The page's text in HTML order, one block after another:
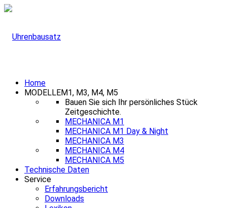
Home
MODELLEM1, M3, M4, M5
Bauen Sie sich Ihr persönliches Stück
Zeitgeschichte.
MECHANICA M1
MECHANICA M1 Day & Night
MECHANICA M3
MECHANICA M4
MECHANICA M5
Technische Daten
Service
Erfahrungsbericht
Downloads